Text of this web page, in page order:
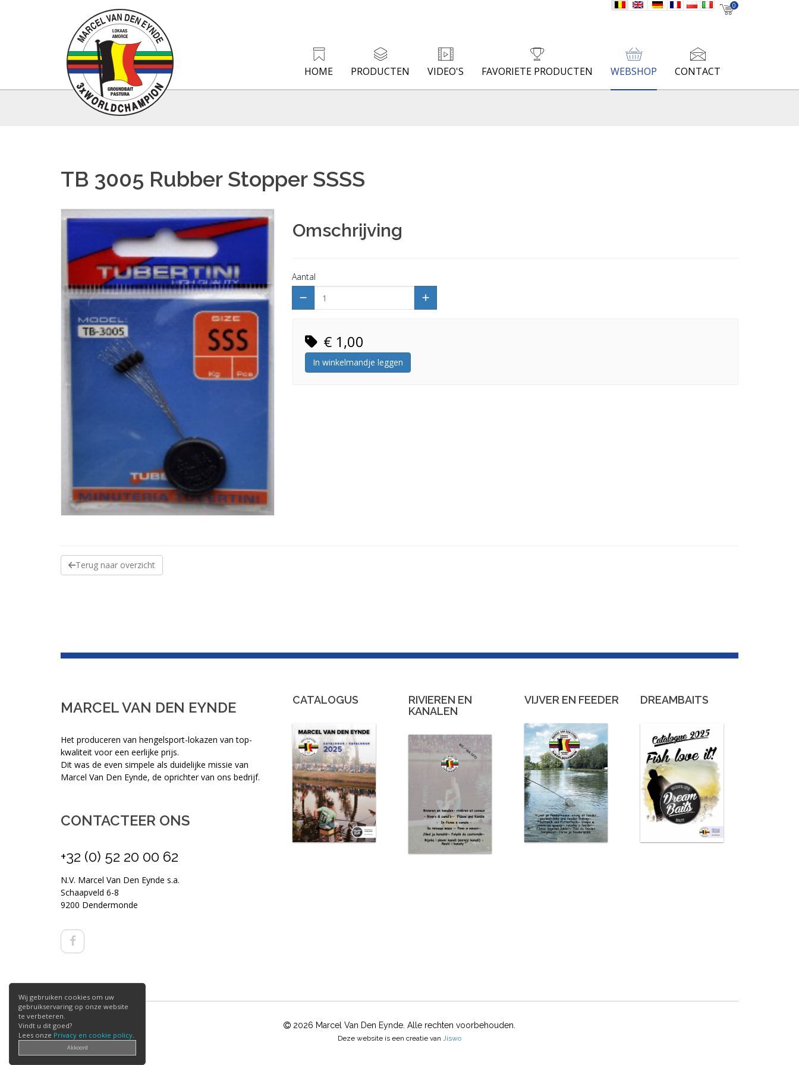
nl en de fr pl it 0
HOME PRODUCTEN VIDEO'S FAVORIETE PRODUCTEN WEBSHOP CONTACT
TB 3005 Rubber Stopper SSSS
Omschrijving
Aantal
€ 1,00
In winkelmandje leggen
Terug naar overzicht
MARCEL VAN DEN EYNDE
Het produceren van hengelsport-lokazen van top-
kwaliteit voor een eerlijke prijs.
Dit was de even simpele als duidelijke missie van
Marcel Van Den Eynde, de oprichter van ons bedrijf.
CONTACTEER ONS
+32 (0) 52 20 00 62
N.V. Marcel Van Den Eynde s.a.
Schaapveld 6-8
9200 Dendermonde
CATALOGUS
RIVIEREN EN
KANALEN
VIJVER EN FEEDER DREAMBAITS
2026 Marcel Van Den Eynde. Alle rechten voorbehouden.
Deze website is een creatie van Jiswo
Wij gebruiken cookies om uw
gebruikservaring op onze website
te verbeteren.
Vindt u dit goed?
Lees onze Privacy en cookie policy.
Akkoord